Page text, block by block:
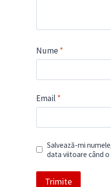
Nume*
Email *
Salvează-mi
data viitoare când